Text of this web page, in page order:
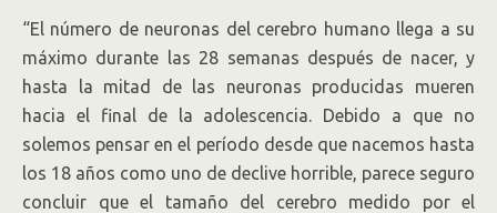
“El número de neuronas del cerebro humano llega a su
máximo durante las 28 semanas después de nacer, y
hasta la mitad de las neuronas producidas mueren
hacia el final de la adolescencia. Debido a que no
solemos pensar en el período desde que nacemos hasta
los 18 años como uno de declive horrible, parece seguro
concluir que el tamaño del cerebro medido por el